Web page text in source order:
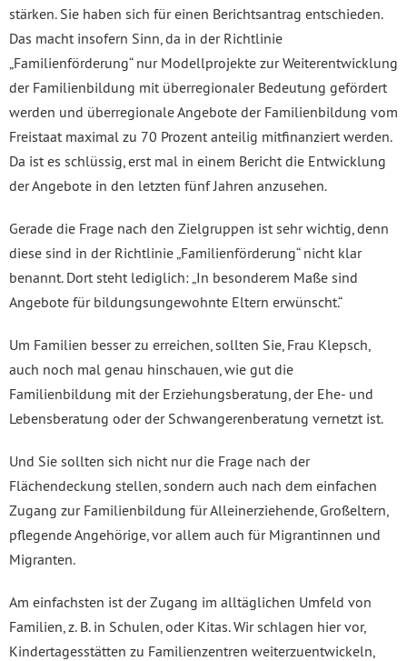
stärken. Sie haben sich für einen Berichtsantrag entschieden.
Das macht insofern Sinn, da in der Richtlinie
„Familienförderung“ nur Modellprojekte zur Weiterentwicklung
der Familienbildung mit überregionaler Bedeutung gefördert
werden und überregionale Angebote der Familienbildung vom
Freistaat maximal zu 70 Prozent anteilig mitfinanziert werden.
Da ist es schlüssig, erst mal in einem Bericht die Entwicklung
der Angebote in den letzten fünf Jahren anzusehen.
Gerade die Frage nach den Zielgruppen ist sehr wichtig, denn
diese sind in der Richtlinie „Familienförderung“ nicht klar
benannt. Dort steht lediglich: „In besonderem Maße sind
Angebote für bildungsungewohnte Eltern erwünscht.“
Um Familien besser zu erreichen, sollten Sie, Frau Klepsch,
auch noch mal genau hinschauen, wie gut die
Familienbildung mit der Erziehungsberatung, der Ehe- und
Lebensberatung oder der Schwangerenberatung vernetzt ist.
Und Sie sollten sich nicht nur die Frage nach der
Flächendeckung stellen, sondern auch nach dem einfachen
Zugang zur Familienbildung für Alleinerziehende, Großeltern,
pflegende Angehörige, vor allem auch für Migrantinnen und
Migranten.
Am einfachsten ist der Zugang im alltäglichen Umfeld von
Familien, z. B. in Schulen, oder Kitas. Wir schlagen hier vor,
Kindertagesstätten zu Familienzentren weiterzuentwickeln,